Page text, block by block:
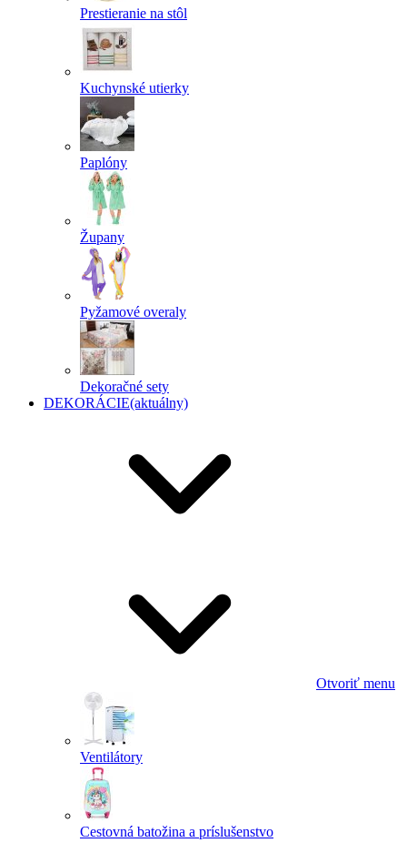
Prestieranie na stôl
Kuchynské utierky
Paplóny
Župany
Pyžamové overaly
Dekoračné sety
DEKORÁCIE(aktuálny)
Otvoriť menu
Ventilátory
Cestovná batožina a príslušenstvo